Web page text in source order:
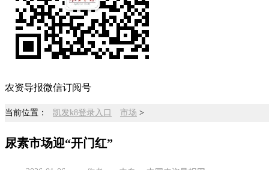
农资导报微信订阅号
当前位置： 凯发k8登录入口 市场 >
尿素市场迎“开门红”